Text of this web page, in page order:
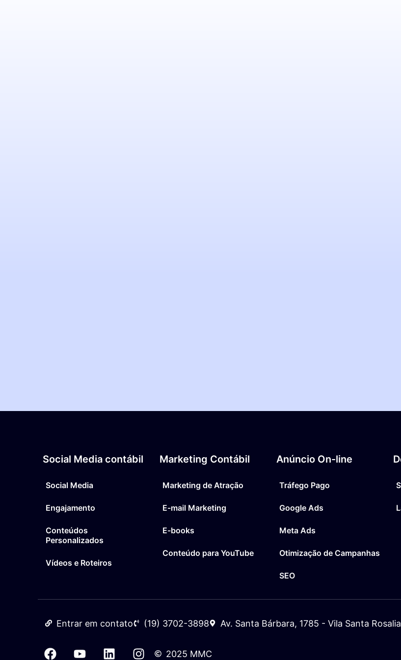
Social Media contábil
Social Media
Engajamento
Conteúdos
Personalizados
Vídeos e Roteiros
Marketing Contábil
Marketing de Atração
E-mail Marketing
E-books
Conteúdo para YouTube
Anúncio On-line
Tráfego Pago
Google Ads
Meta Ads
Otimização de Campanhas
SEO
Entrar em contato (19) 3702-3898 Av. Santa Bárbara, 1785 - Vila Santa
2025 MMC